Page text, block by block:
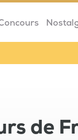
de